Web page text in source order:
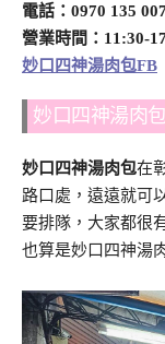
電話：0970 135
營業時間：11:30-
妙口四神湯肉包FB
妙口四神湯肉
妙口四神湯肉包在
路口處，遠遠就可
要排隊，大家都很
也算是妙口四神湯